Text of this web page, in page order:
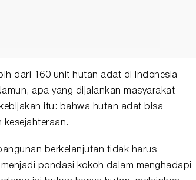
dari 160 unit hutan adat di Indonesia
apa yang dijalankan masyarakat
itu: bahwa hutan adat bisa
kesejahteraan.
berkelanjutan tidak harus
pondasi kokoh dalam menghadapi